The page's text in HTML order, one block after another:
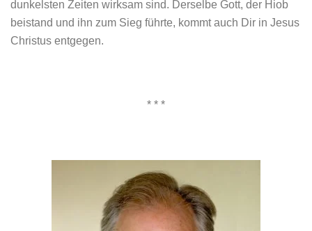
dunkelsten Zeiten wirksam sind. Derselbe Gott, der Hiob
beistand und ihn zum Sieg führte, kommt auch Dir in Jesus
Christus entgegen.
* * *